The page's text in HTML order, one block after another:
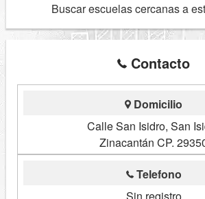
Buscar escuelas cercanas a
Contacto
Domicilio
Calle San Isidro, San
Zinacantán CP.
Telefono